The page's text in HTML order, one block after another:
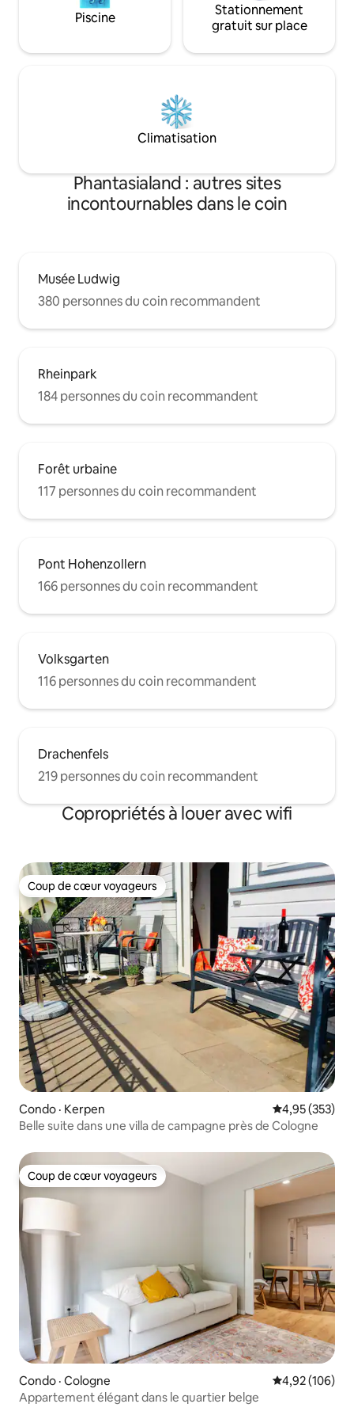
Piscine
Stationnement
gratuit sur place
Climatisation
Phantasialand : autres sites
incontournables dans le coin
Musée Ludwig
380 personnes du coin recommandent
Rheinpark
184 personnes du coin recommandent
Forêt urbaine
117 personnes du coin recommandent
Pont Hohenzollern
166 personnes du coin recommandent
Volksgarten
116 personnes du coin recommandent
Drachenfels
219 personnes du coin recommandent
Copropriétés à louer avec wifi
Coup de cœur voyageurs
Coup de cœur voyageurs
Condo · Kerpen Note
4,95 (353)
Belle suite dans une villa de campagne près de Cologne
Coup de cœur voyageurs
Coup de cœur voyageurs
Condo · Cologne Note
4,92 (106)
Appartement élégant dans le quartier belge